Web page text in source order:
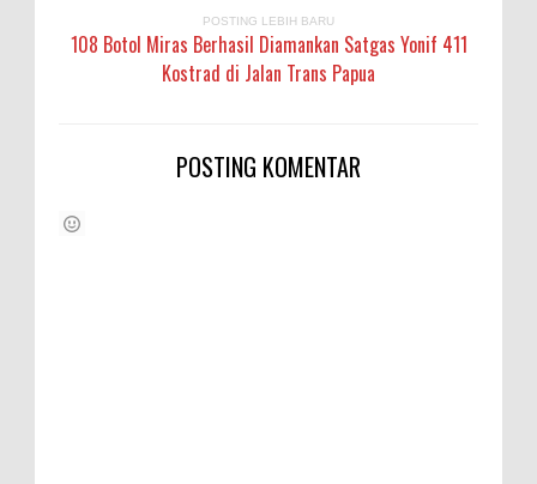
POSTING LEBIH BARU
108 Botol Miras Berhasil Diamankan Satgas Yonif 411
Kostrad di Jalan Trans Papua
POSTING KOMENTAR